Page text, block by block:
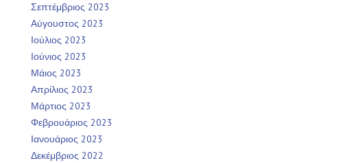
Σεπτέμβριος 2023
Αύγουστος 2023
Ιούλιος 2023
Ιούνιος 2023
Μάιος 2023
Απρίλιος 2023
Μάρτιος 2023
Φεβρουάριος 2023
Ιανουάριος 2023
Δεκέμβριος 2022